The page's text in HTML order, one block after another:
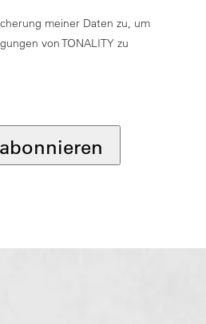
meiner Daten zu, um
von TONALITY zu